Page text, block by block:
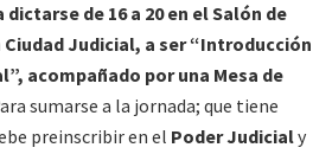
dictarse de 16 a 20 en el Salón de
Ciudad Judicial, a ser “Introducción
acompañado por una Mesa de
sumarse a la jornada; que tiene
preinscribir en el Poder Judicialy